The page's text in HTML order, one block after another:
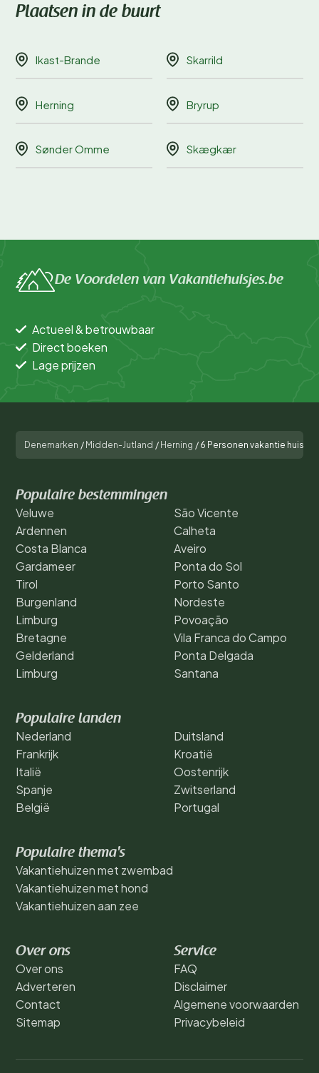
Plaatsen in de buurt
Ikast-Brande Skarrild
Herning Bryrup
Sønder Omme Skægkær
De Voordelen van Vakantiehuisjes.be
Actueel & betrouwbaar
Direct boeken
Lage prijzen
Denemarken / Midden-Jutland / Herning / 6 Personen vakantie huis in
Populaire bestemmingen
Veluwe
Ardennen
Costa Blanca
Gardameer
Tirol
Burgenland
Limburg
Bretagne
Gelderland
Limburg
São Vicente
Calheta
Aveiro
Ponta do Sol
Porto Santo
Nordeste
Povoação
Vila Franca do Campo
Ponta Delgada
Santana
Populaire landen
Nederland
Frankrijk
Italië
Spanje
België
Duitsland
Kroatië
Oostenrijk
Zwitserland
Portugal
Populaire thema's
Vakantiehuizen met zwembad
Vakantiehuizen met hond
Vakantiehuizen aan zee
Over ons
Over ons
Adverteren
Contact
Sitemap
Service
FAQ
Disclaimer
Algemene voorwaarden
Privacybeleid